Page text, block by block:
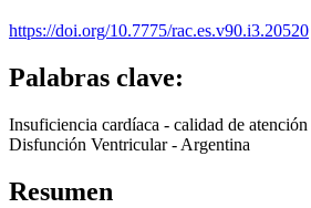
https://doi.org/10.7775/rac.es.v90.i3.20520
Palabras clave:
Insuficiencia cardíaca - calidad de
Disfunción Ventricular - Argentina
Resumen